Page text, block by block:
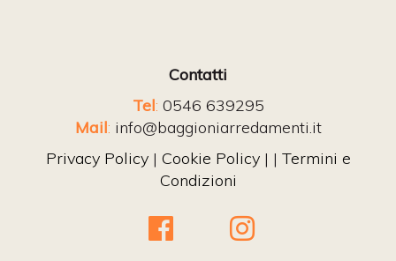
Contatti
Tel: 0546 639295
Mail: info@baggioniarredamenti.it
Privacy Policy| Cookie Policy| | Termini e
Condizioni